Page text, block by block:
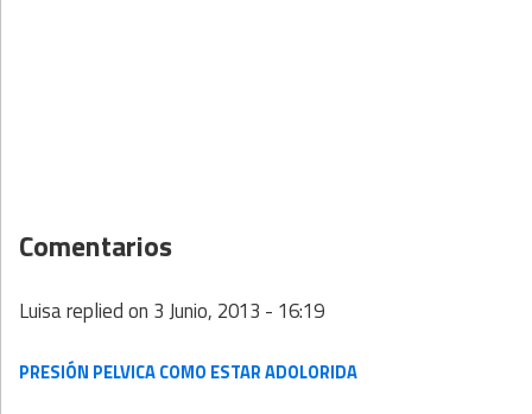
Comentarios
Luisareplied on 3 Junio, 2013 - 16:19
PRESIÓN PELVICA COMO ESTAR ADOLORIDA